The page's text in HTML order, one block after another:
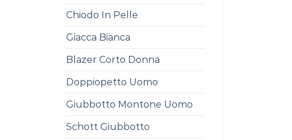
Chiodo In Pelle
Giacca Bianca
Blazer Corto Donna
Doppiopetto Uomo
Giubbotto Montone Uomo
Schott Giubbotto